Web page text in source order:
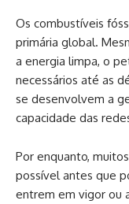
Os combustíveis
primária global.
a energia limpa, o
necessários até as
se desenvolvem a
capacidade das
Por enquanto,
possível antes que
entrem em vigor ou